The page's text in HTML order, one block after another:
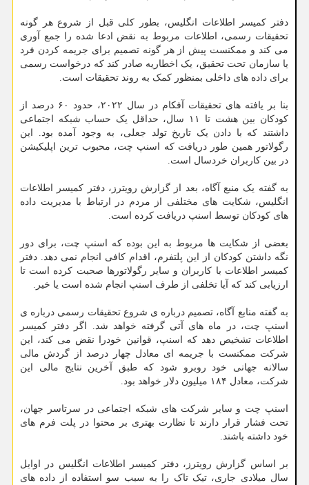
دفتر کمیسر اطلاعات انگلیس، بطور کلی قبل از شروع هر گونه
تحقیقات رسمی، اطلاعات مربوط به نقض ادعا شده را جمع آوری
می کند و ممکنست پیش از هر گونه تصمیم برای جریمه کردن فرد
یا سازمان تحت تحقیق، یک اخطاریه صادر کند که درخواست رسمی
برای داده های داخلی بمنظور کمک به روند تحقیقات است.
بنا بر یافته های تحقیقات آفکام در سال ۲۰۲۲، حدود ۶۰ درصد از
کودکان بین هشت تا ۱۱ سال، حداقل یک حساب شبکه اجتماعی
داشتند که با دادن یک تاریخ تولد جعلی، به وجود آمده بود. این
رگولاتور همین طور دریافت که اسنپ چت، محبوب ترین اپلیکیشن
در بین کاربران خردسال است.
به گفته یک منبع آگاه، بعد از گزارش رویترز، دفتر کمیسر اطلاعات
انگلیس، شکایت های مختلفی از مردم در ارتباط با مدیریت داده
های کودکان توسط اسنپ دریافت کرده است.
بعضی از شکایت ها مربوط به این بوده که اسنپ چت، برای دور
نگه داشتن کودکان از این پلتفرم، اقدام کافی انجام نمی دهد. دفتر
کمیسر اطلاعات با کاربران و سایر رگولاتورها صحبت کرده است تا
ارزیابی کند که آیا تخلفی از طرف اسنپ انجام شده است یا خیر.
به گفته منابع آگاه، تصمیم درباره ی شروع تحقیقات رسمی درباره ی
اسنپ چت، در ماه های آتی گرفته خواهد شد. اگر دفتر کمیسر
اطلاعات تشخیص دهد که اسنپ، قوانین خودرا نقض می کند، این
شرکت ممکنست با جریمه ای معادل چهار درصد از گردش مالی
سالانه جهانی خود روبرو شود که طبق آخرین نتایج مالی این
شرکت، معادل ۱۸۴ میلیون دلار خواهد بود.
اسنپ چت و سایر شرکت های شبکه اجتماعی در سرتاسر جهان،
تحت فشار قرار دارند تا نظارت بهتری بر محتوا در پلت فرم های
خود داشته باشند.
بر اساس گزارش رویترز، دفتر کمیسر اطلاعات انگلیس در اوایل
سال میلادی جاری، تیک تاک را به سبب سو استفاده از داده های